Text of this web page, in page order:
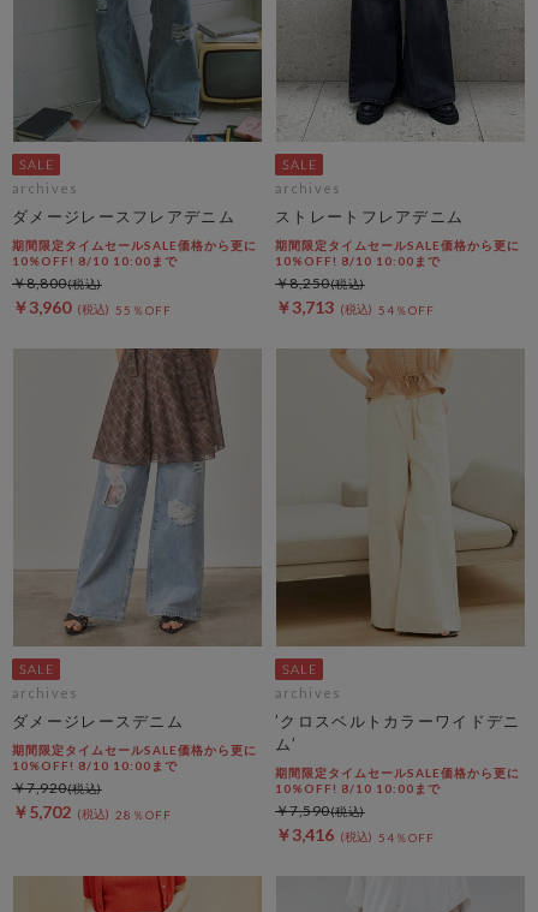
archives
ダメージレースフレアデニム
期間限定タイムセールSALE価格から更に
10%OFF! 8/10 10:00まで
￥3,960 55％OFF
￥8,800
archives
ストレートフレアデニム
期間限定タイムセールSALE価格から更に
10%OFF! 8/10 10:00まで
￥3,713 54％OFF
￥8,250
archives
ダメージレースデニム
期間限定タイムセールSALE価格から更に
10%OFF! 8/10 10:00まで
￥5,702 28％OFF
￥7,920
archives
’クロスベルトカラーワイドデニ
ム’
期間限定タイムセールSALE価格から更に
10%OFF! 8/10 10:00まで
￥3,416 54％OFF
￥7,590